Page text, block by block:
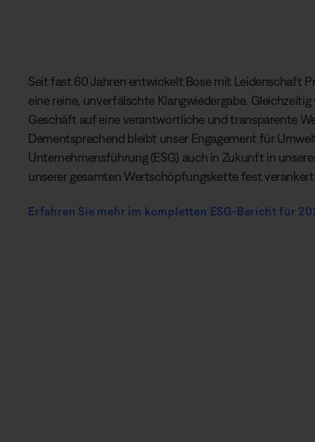
Seit fast 60 Jahren entwickelt Bose mit Leidenschaft
eine reine, unverfälschte Klangwiedergabe.
Geschäft auf eine verantwortliche und transparente
Dementsprechend bleibt unser Engagement für
Unternehmensführung (ESG) auch in Zukunft in
unserer gesamten Wertschöpfungskette fest
Erfahren Sie mehr im kompletten ESG-Bericht für